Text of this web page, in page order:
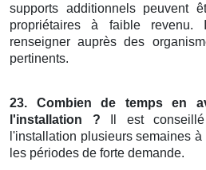
supports additionnels peuvent
propriétaires à faible
renseigner auprès des
pertinents.
23. Combien de temps en
l'installation ? Il est
l'installation plusieurs semaines
les périodes de forte demande.